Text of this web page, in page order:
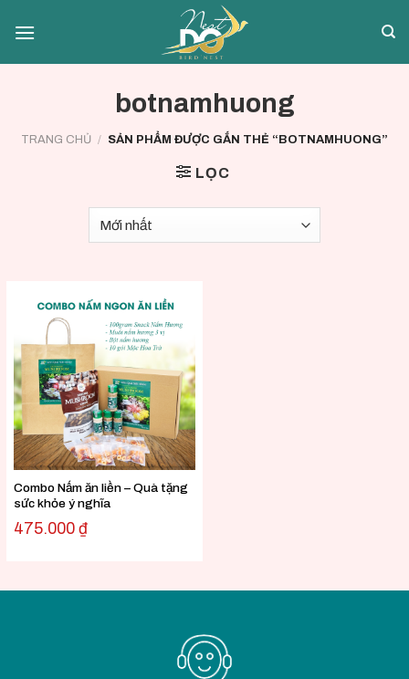
botnamhuong
TRANG CHỦ / SẢN PHẨM ĐƯỢC GẮN THẺ “BOTNAMHUONG”
LỌC
Combo Nấm ăn liền – Quà tặng
sức khỏe ý nghĩa
475.000 ₫